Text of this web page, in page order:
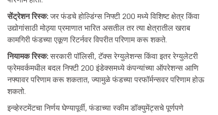
सेंट्रेशन रिस्क: जर फंडचे होल्डिंग्स निफ्टी 200 मध्ये विशिष्ट क्षेत्र किंवा
उद्योगांसाठी मोठ्या प्रमाणात भारित असतील तर त्या क्षेत्रातील खराब
कामगिरी फंडच्या एकूण रिटर्नवर विपरीत परिणाम करू शकते.
नियामक रिस्क: सरकारी पॉलिसी, टॅक्स रेग्युलेशन्स किंवा इतर रेग्युलेटरी
फ्रेमवर्कमधील बदल निफ्टी 200 इंडेक्समध्ये कंपन्यांच्या ऑपरेशन्स आणि
नफ्यावर परिणाम करू शकतात, ज्यामुळे फंडच्या परफॉर्मन्सवर परिणाम होऊ
शकतो.
इन्व्हेस्टमेंटचा निर्णय घेण्यापूर्वी, फंडाच्या स्कीम डॉक्युमेंट्सचे पूर्णपणे